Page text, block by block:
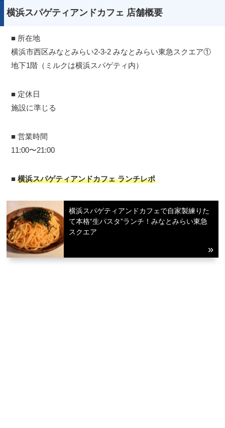
横浜スパゲティアンドカフェ 店舗概要
■ 所在地
横浜市西区みなとみらい2-3-2 みなとみらい東急スクエア①
地下1階（ミルクは横浜スパゲティ内）
■ 定休日
施設に準じる
■ 営業時間
11:00〜21:00
■横浜スパゲティアンドカフェ ランチレポ
横浜スパゲティアンドカフェで自家製練りた
て本格“生パスタ”ランチ！みなとみらい東急
スクエア